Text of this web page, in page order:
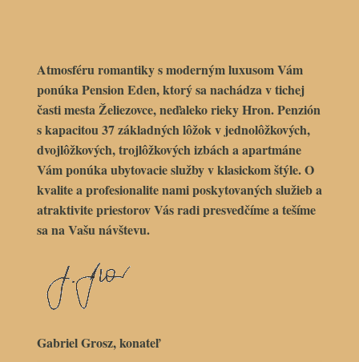
Atmosféru romantiky s moderným luxusom Vám
ponúkaPension Eden, ktorý sa nachádza v tichej
časti mestaŽeliezovce, neďaleko rieky Hron. Penzión
s kapacitou 37 základných lôžok v jednolôžkových,
dvojlôžkových, trojlôžkových izbách a apartmáne
Vám ponúka ubytovacie služby v klasickom štýle. O
kvalite a profesionalite nami poskytovaných služieb a
atraktivite priestorov Vás radi presvedčíme a tešíme
sa na Vašu návštevu.
Gabriel Grosz, konateľ